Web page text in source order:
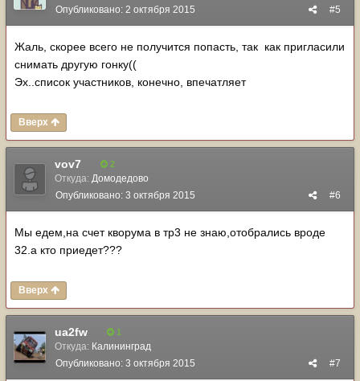
#5
Опубликовано: 2 октября 2015
Жаль, скорее всего не получится попасть, так как пригласили
снимать другую гонку((
Эх..список участников, конечно, впечатляет
Вверх
vov7 2
Откуда: Домодедово
#6
Опубликовано: 3 октября 2015
Мы едем,на счет кворума в тр3 не знаю,отобрались вроде
32.а кто приедет???
Вверх
ua2fw 1
Откуда: Калининград
#7
Опубликовано: 3 октября 2015